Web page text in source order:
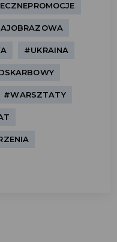
#UKRAINA
#WARSZTATY